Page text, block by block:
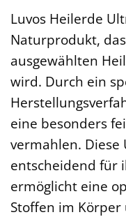
Luvos Heilerde
Naturprodukt,
ausgewählten
wird. Durch ein
eine besonders
vermahlen.
entscheidend für
ermöglicht eine
Stoffen im